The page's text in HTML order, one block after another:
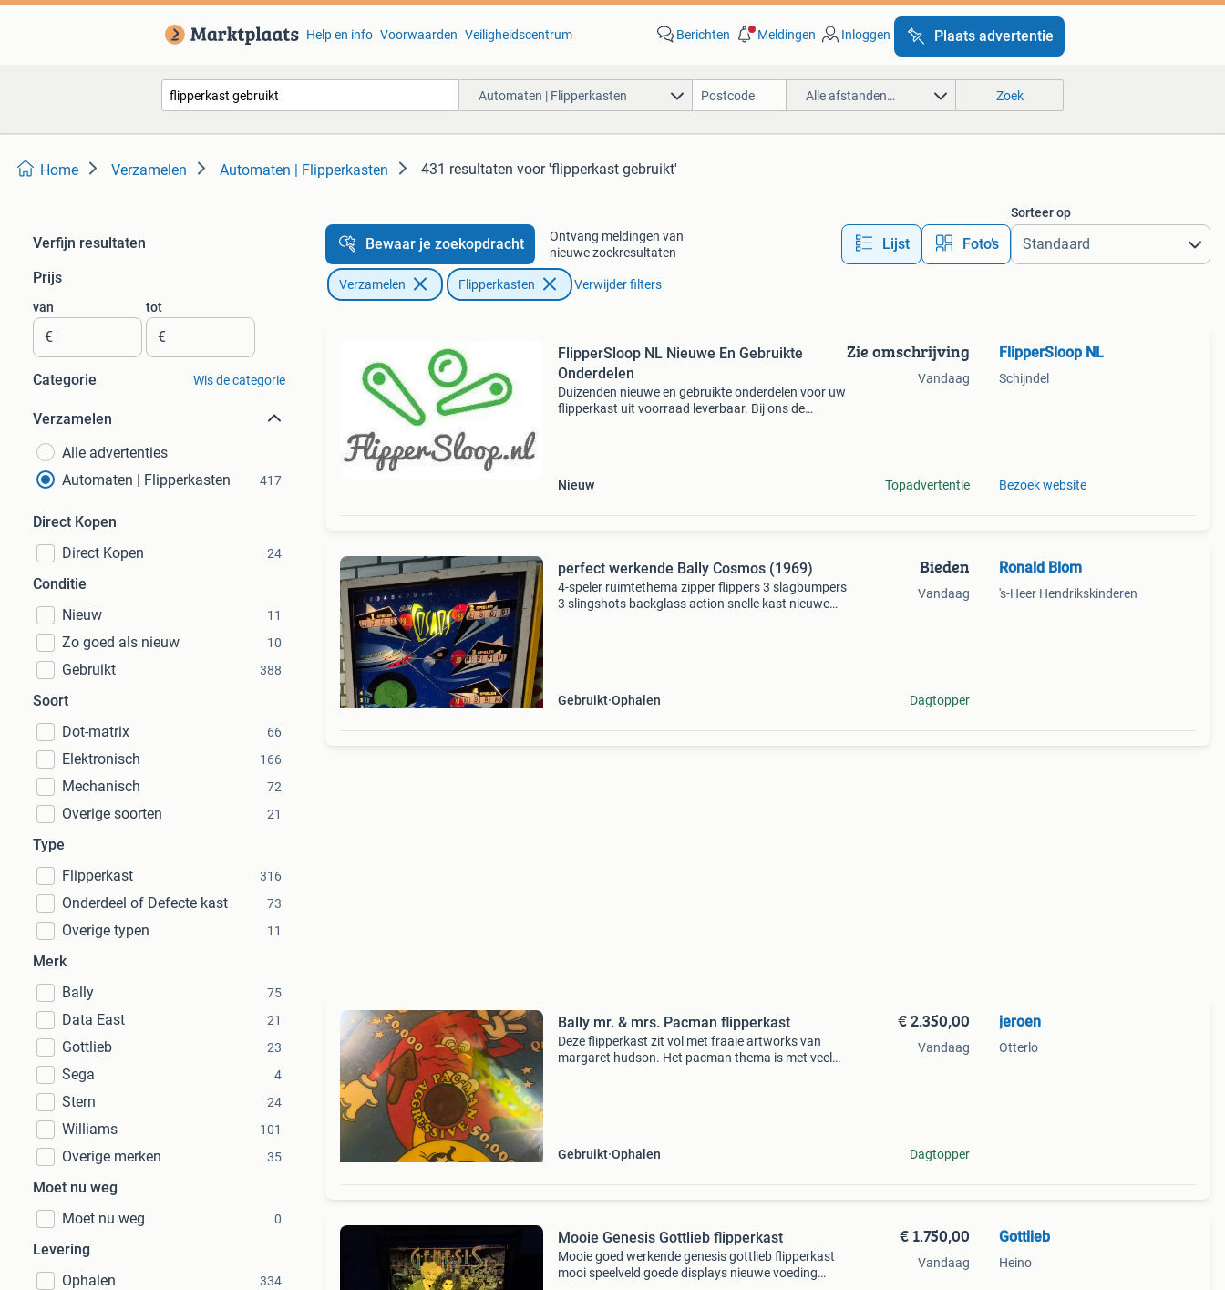
Help en info Voorwaarden Veiligheidscentrum Berichten Meldingen Inloggen Plaats advertentie
Automaten | Flipperkasten Alle afstanden… Zoek
Home Verzamelen Automaten | Flipperkasten 431 resultaten voor 'flipperkast gebruikt'
Verfijn resultaten
Prijs
van
€
tot
€
Categorie Wis de categorie
Verzamelen
Alle advertenties
Automaten | Flipperkasten
417
Direct Kopen
Direct Kopen
24
Conditie
Nieuw
11
Zo goed als nieuw 10
Gebruikt 388
Soort
Dot-matrix
66
Elektronisch 166
Mechanisch 72
Overige soorten 21
Type
Flipperkast
316
Onderdeel of Defecte kast 73
Overige typen 11
Merk
Bally
75
Data East 21
Gottlieb 23
Sega 4
Stern 24
Williams 101
Overige merken 35
Moet nu weg
Moet nu weg
0
Levering
Ophalen
334
Bewaar je zoekopdracht
Ontvang meldingen van
nieuwe zoekresultaten
Lijst Foto’s
Sorteer op
Verzamelen Flipperkasten Verwijder filters
FlipperSloop NL Nieuwe En Gebruikte
Onderdelen
Duizenden nieuwe en gebruikte onderdelen voor uw
flipperkast uit voorraad leverbaar. Bij ons de
Nieuw
Zie omschrijving
Vandaag
Topadvertentie
FlipperSloop NL
Schijndel
Bezoek website
perfect werkende Bally Cosmos (1969)
4-speler ruimtethema zipper flippers 3 slagbumpers
3 slingshots backglass action snelle kast nieuwe
Gebruikt Ophalen
Bieden
Vandaag
Dagtopper
Ronald Blom
's-Heer Hendrikskinderen
Bally mr. & mrs. Pacman flipperkast
Deze flipperkast zit vol met fraaie artworks van
margaret hudson. Het pacman thema is met veel
Gebruikt Ophalen
€ 2.350,00
Vandaag
Dagtopper
jeroen
Otterlo
Mooie Genesis Gottlieb flipperkast
Mooie goed werkende genesis gottlieb flipperkast
mooi speelveld goede displays nieuwe voeding
€ 1.750,00
Vandaag
Gottlieb
Heino